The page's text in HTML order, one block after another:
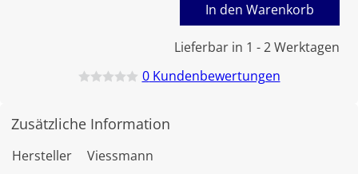
Lieferbar in 1 - 2 Werktagen
In den Warenkorb
e
0Kundenbewertungen
Zusätzliche Information
Hersteller Viessmann